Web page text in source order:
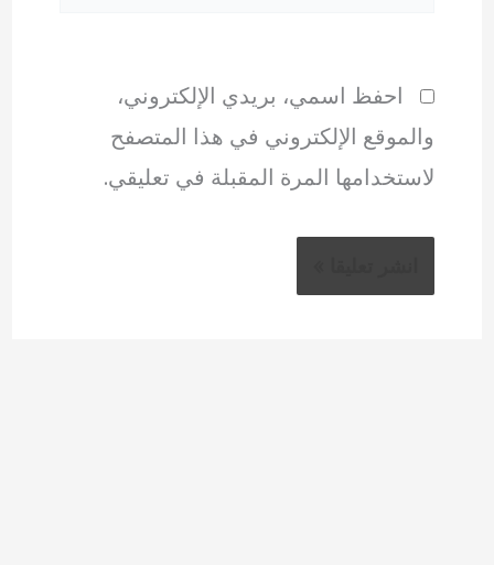
احفظ اسمي، بريدي الإلكتروني،
والموقع الإلكتروني في هذا المتصفح
لاستخدامها المرة المقبلة في تعليقي.